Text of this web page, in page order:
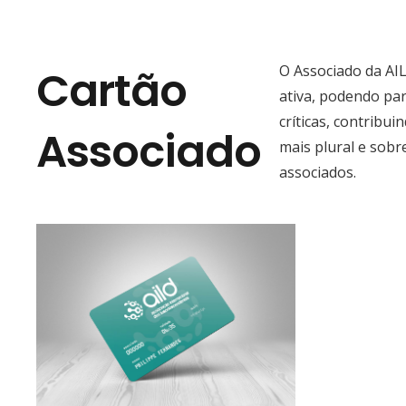
Cartão
Associado
O Associado da
ativa, podendo
críticas,
mais plural e
associados.